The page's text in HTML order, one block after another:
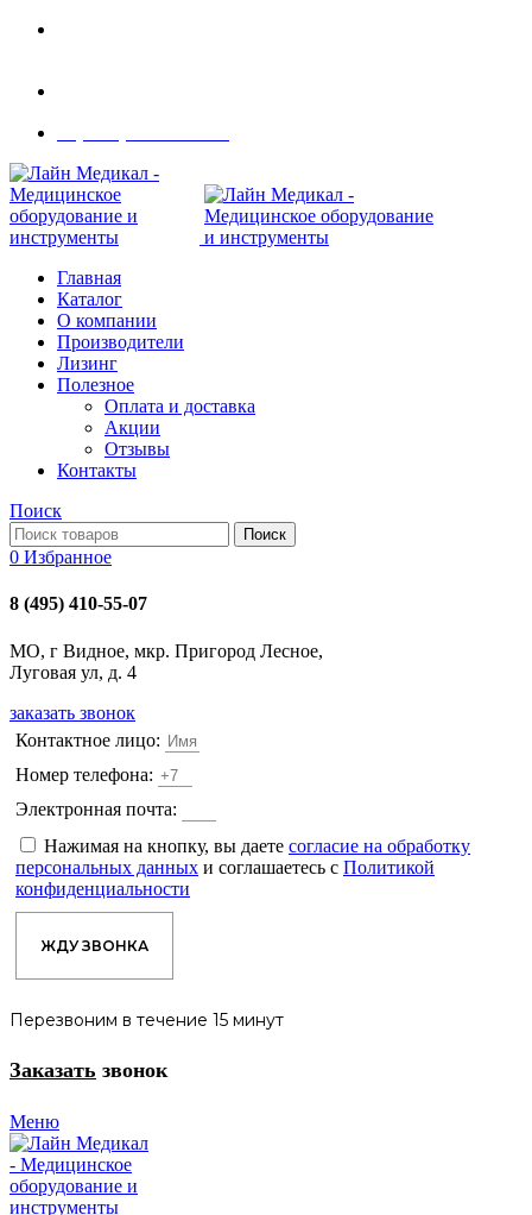
Главная
Каталог
О компании
Производители
Лизинг
Полезное
Оплата и доставка
Акции
Отзывы
Контакты
Поиск
Поиск
0 Избранное
8 (495) 410-55-07
МО, г Видное, мкр. Пригород Лесное,
Луговая ул, д. 4
заказать звонок
Контактное лицо:
Номер телефона:
Электронная почта:
Нажимая на кнопку, вы даете согласие на обработку
персональных данных и соглашаетесь с Политикой
конфиденциальности
ЖДУ ЗВОНКА
Перезвоним в течение 15 минут
Заказать звонок
Меню